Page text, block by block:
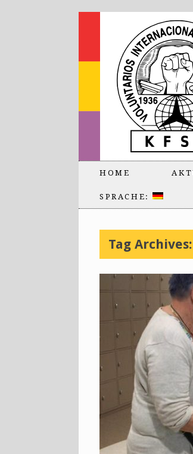
HOME
SPRACHE:
Tag Archives: